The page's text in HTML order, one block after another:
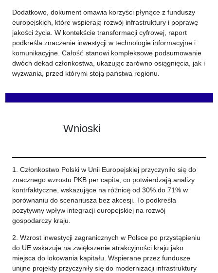
Dodatkowo, dokument omawia korzyści płynące z funduszy
europejskich, które wspierają rozwój infrastruktury i poprawę
jakości życia. W kontekście transformacji cyfrowej, raport
podkreśla znaczenie inwestycji w technologie informacyjne i
komunikacyjne. Całość stanowi kompleksowe podsumowanie
dwóch dekad członkostwa, ukazując zarówno osiągnięcia, jak i
wyzwania, przed którymi stoją państwa regionu.
Wnioski
1. Członkostwo Polski w Unii Europejskiej przyczyniło się do
znacznego wzrostu PKB per capita, co potwierdzają analizy
kontrfaktyczne, wskazujące na różnicę od 30% do 71% w
porównaniu do scenariusza bez akcesji. To podkreśla
pozytywny wpływ integracji europejskiej na rozwój
gospodarczy kraju.
2. Wzrost inwestycji zagranicznych w Polsce po przystąpieniu
do UE wskazuje na zwiększenie atrakcyjności kraju jako
miejsca do lokowania kapitału. Wspierane przez fundusze
unijne projekty przyczyniły się do modernizacji infrastruktury